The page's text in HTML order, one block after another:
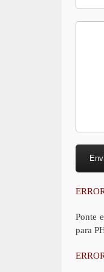
Ponte
para